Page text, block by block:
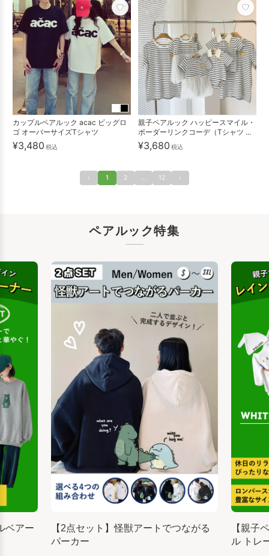
カップルペアルック acac ビッグロ
ゴ オーバーサイズTシャツ
¥3,480 税込
親子ペアルック ハッピースマイル・
ボーダーリンクコーデ（Tシャツ ...
¥3,680 税込
‹ 1 2 ... 12 ›
ペアルック特集
ベアー
【2点セット】怪獣アートでつながる
パーカー
【親子
ル トレ